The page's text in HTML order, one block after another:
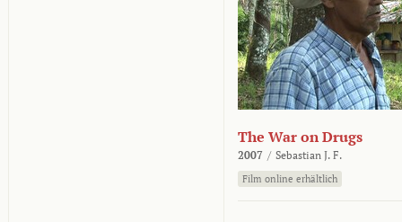
The War on Drugs
2007 / Sebastian J. F.
Film online erhältlich